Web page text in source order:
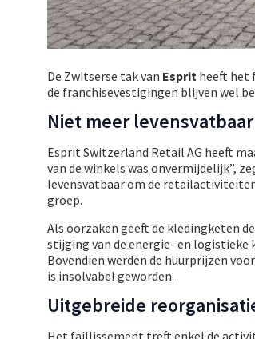
De Zwitserse tak van Esprit heeft het
de franchisevestigingen blijven wel
Niet meer levensvatbaar
Esprit Switzerland Retail AG heeft
van de winkels was onvermijdelijk”,
levensvatbaar om de
groep.
Als oorzaken geeft de kledingketen
stijging van de energie- en
Bovendien werden de huurprijzen
is insolvabel geworden.
Uitgebreide